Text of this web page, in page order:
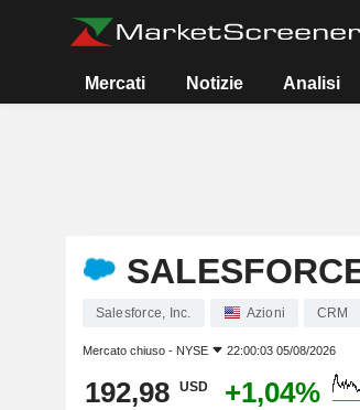
Mercati Notizie Analisi
Salesforce, Inc. Azioni CRM
Mercato chiuso - NYSE 22:00:03 05/08/2026
192,98 USD +1,04%